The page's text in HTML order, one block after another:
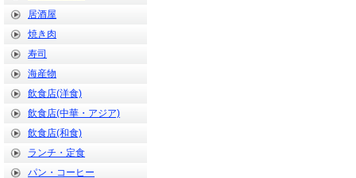
居酒屋
焼き肉
寿司
海産物
飲食店(洋食)
飲食店(中華・アジア)
飲食店(和食)
ランチ・定食
パン・コーヒー